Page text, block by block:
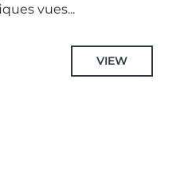
vues...
VIEW